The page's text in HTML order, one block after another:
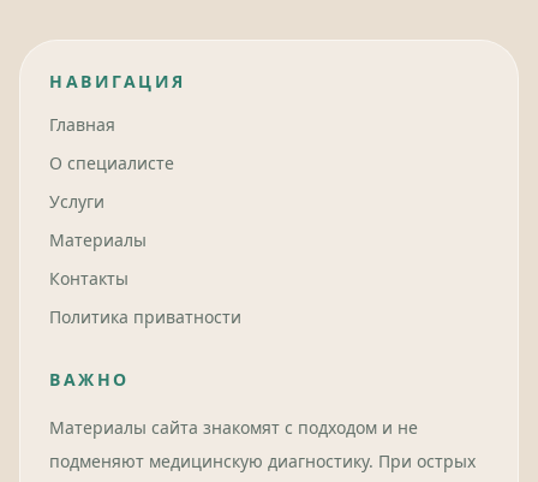
НАВИГАЦИЯ
Главная
О специалисте
Услуги
Материалы
Контакты
Политика приватности
ВАЖНО
Материалы сайта знакомят с подходом и не
подменяют медицинскую диагностику. При острых